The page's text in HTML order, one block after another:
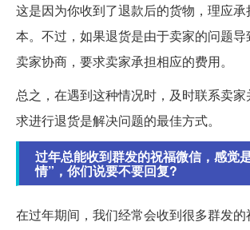
这是因为你收到了退款后的货物，理应
本。不过，如果退货是由于卖家的问题
卖家协商，要求卖家承担相应的费用。
总之，在遇到这种情况时，及时联系卖
求进行退货是解决问题的最佳方式。
过年总能收到群发的祝福微信，感觉
情”，你们说要不要回复?
在过年期间，我们经常会收到很多群发